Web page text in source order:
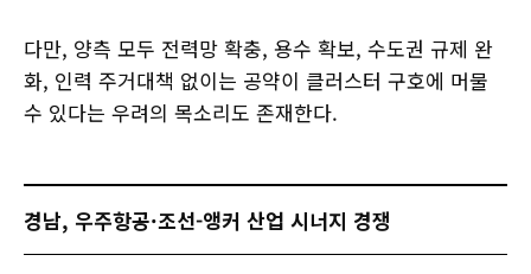
다만, 양측 모두 전력망 확충, 용수 확보, 수도권 규제 완
화, 인력 주거대책 없이는 공약이 클러스터 구호에 머물
수 있다는 우려의 목소리도 존재한다.
경남, 우주항공·조선-앵커 산업 시너지 경쟁